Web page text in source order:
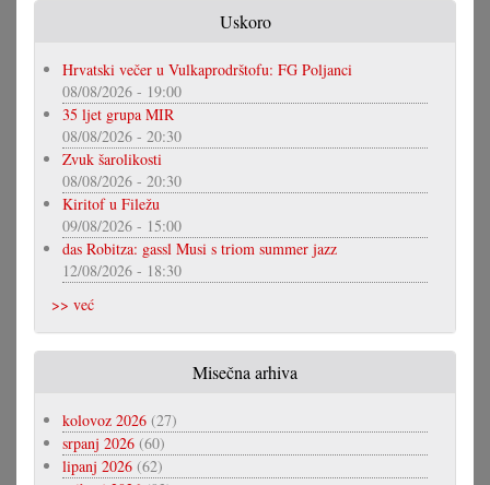
Uskoro
Hrvatski večer u Vulkaprodrštofu: FG Poljanci
08/08/2026 - 19:00
35 ljet grupa MIR
08/08/2026 - 20:30
Zvuk šarolikosti
08/08/2026 - 20:30
Kiritof u Filežu
09/08/2026 - 15:00
das Robitza: gassl Musi s triom summer jazz
12/08/2026 - 18:30
>> već
Misečna arhiva
kolovoz 2026 (27)
srpanj 2026 (60)
lipanj 2026 (62)